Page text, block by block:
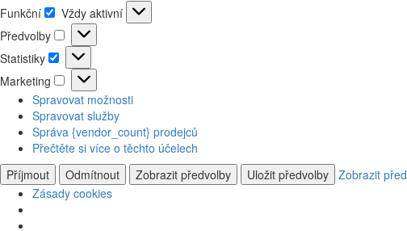
Funkční
Funkční
Vždy aktivní
Předvolby
Předvolby
Statistiky
Statistiky
Marketing
Marketing
Spravovat možnosti
Spravovat služby
Správa {vendor_count} prodejců
Přečtěte si více o těchto účelech
Příjmout
Odmítnout Zobrazit předvolby Uložit předvolby Zobrazit
Zásady cookies